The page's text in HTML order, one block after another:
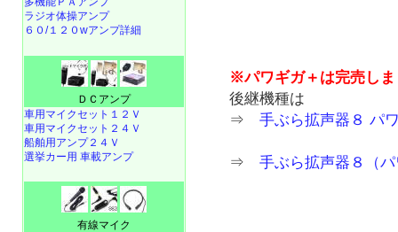
※パワギガ＋は完売しま
後継機種は
⇒手ぶら拡声器８ パ
⇒手ぶら拡声器８（
ラジオ体操アンプ
６０/１２０wアンプ詳細
ＤＣアンプ
車用マイクセット１２Ｖ
車用マイクセット２４Ｖ
船舶用アンプ２４Ｖ
選挙カー用 車載アンプ
有線マイク